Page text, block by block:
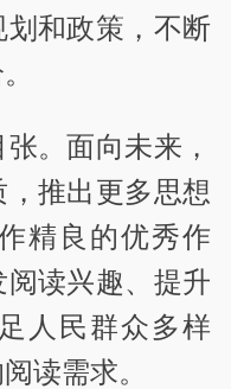
和政策，不断
。面向未来，
推出更多思想
精良的优秀作
读兴趣、提升
人民群众多样
读需求。